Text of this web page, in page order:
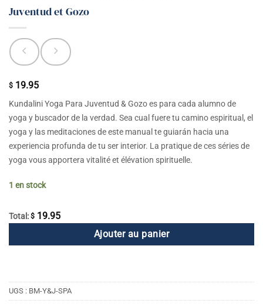
Juventud et Gozo
$ 19.95
Kundalini Yoga Para Juventud & Gozo es para cada alumno de
yoga y buscador de la verdad. Sea cual fuere tu camino espiritual, el
yoga y las meditaciones de este manual te guiarán hacia una
experiencia profunda de tu ser interior. La pratique de ces séries de
yoga vous apportera vitalité et élévation spirituelle.
1 en stock
Total: $ 19.95
Ajouter au panier
UGS : BM-Y&J-SPA